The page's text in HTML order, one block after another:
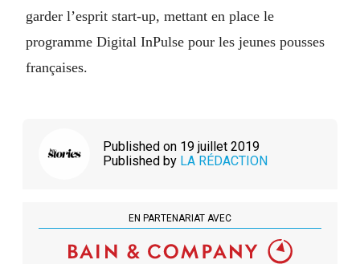
garder l’esprit start-up, mettant en place le
programme Digital InPulse pour les jeunes pousses
françaises.
Published on 19 juillet 2019
Published by LA RÉDACTION
EN PARTENARIAT AVEC